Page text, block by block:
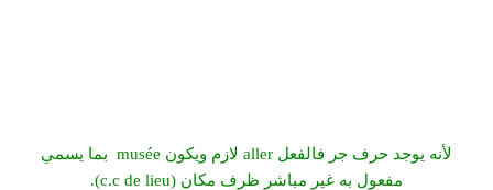
لأنه يوجد حرف جر فالفعل aller لازم ويكون musée بما يسمي
مفعول به غير مباشر ظرف مكان (c.c de lieu).